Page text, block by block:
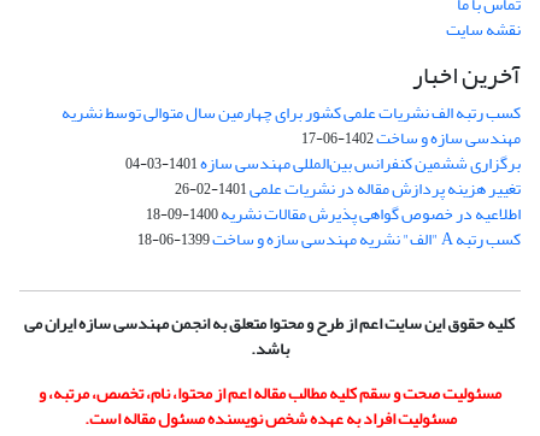
نقشه سایت
آخرین اخبار
کسب رتبه الف نشریات علمی کشور برای چهارمین سال متوالی توسط نشریه
مهندسی سازه و ساخت1402-06-17
برگزاری ششمین کنفرانس بین‌المللی مهندسی سازه1401-03-04
تغییر هزینه پردازش مقاله در نشریات علمی1401-02-26
اطلاعیه در خصوص گواهی پذیرش مقالات نشریه1400-09-18
کسب رتبه A "الف" نشریه مهندسی سازه و ساخت 1399-06-18
کلیه حقوق این سایت اعم از طرح و محتوا متعلق به انجمن مهندسی سازه ایران می
باشد.
مسئولیت صحت و سقم کلیه مطالب مقاله اعم از محتوا، نام، تخصص، مرتبه، و
مسئولیت افراد به عهده شخص نویسنده مسئول مقاله است.